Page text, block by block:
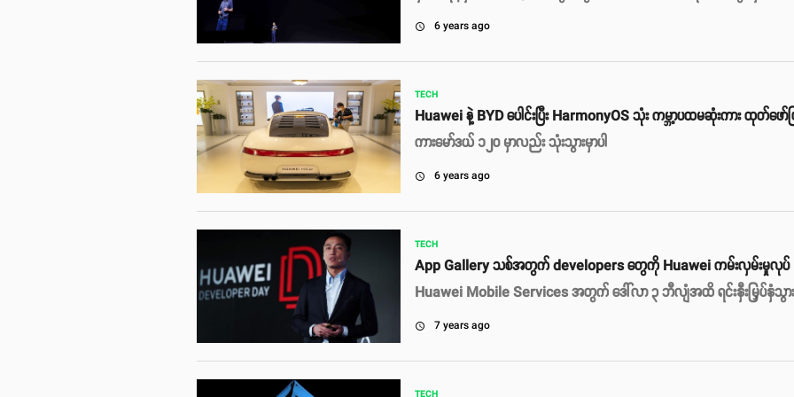
access_time 6 years ago
TECH
Huawei နဲ့ BYD ပေါင်းပြီး HarmonyOS သုံး ကမ္ဘာ့ပထမဆုံးကား ထုတ်ဖော်
ကားမော်ဒယ် ၁၂၀ မှာလည်း သုံးသွားမှာပါ
access_time 6 years ago
TECH
App Gallery သစ်အတွက် developers တွေကို Huawei ကမ်းလှမ်းမှုလုပ်
Huawei Mobile Services အတွက် ဒေါ်လာ ၃ ဘီလျံအထိ ရင်းနှီးမြှပ်နှံသွား
access_time 7 years ago